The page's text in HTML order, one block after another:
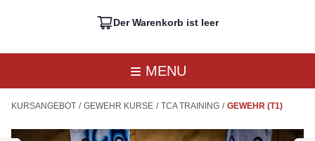
Der Warenkorb ist leer
MENU
KURSANGEBOT / GEWEHR KURSE / TCA TRAINING / GEWEHR (T1)